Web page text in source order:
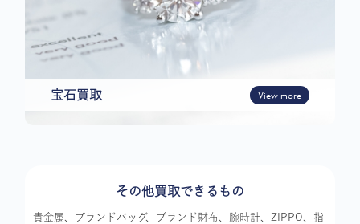
宝石買取 View more
その他買取できるもの
貴金属、ブランドバッグ、ブランド財布、腕時計、ZIPPO、指